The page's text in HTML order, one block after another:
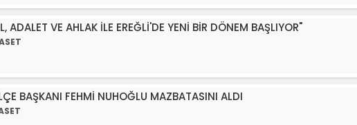
ADALET VE AHLAK İLE EREĞLİ'DE YENİ BİR DÖNEM BAŞLIYOR"
BAŞKANI FEHMİ NUHOĞLU MAZBATASINI ALDI